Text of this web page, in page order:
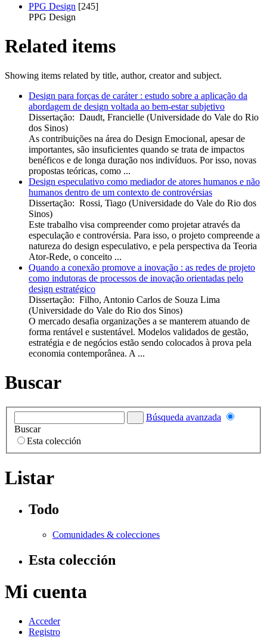
PPG Design [245]
PPG Design
Related items
Showing items related by title, author, creator and subject.
Design para forças de caráter : estudo sobre a aplicação da
abordagem de design voltada ao bem-estar subjetivo
Dissertação: Daudt, Francielle (Universidade do Vale do Rio
dos Sinos)
As contribuições na área do Design Emocional, apesar de
importantes, são insuficientes quando se trata de impactos
benéficos e de longa duração nos indivíduos. Por isso, novas
propostas teóricas, como ...
Design especulativo como mediador de atores humanos e não
humanos dentro de um contexto de controvérsias
Dissertação: Rossi, Tiago (Universidade do Vale do Rio dos
Sinos)
Este trabalho visa compreender como projetar através da
especulação e controvérsia. Para isso, o projeto compreende a
natureza do design especulativo, e pela perspectiva da Teoria
Ator-Rede, o conceito ...
Quando a conexão promove a inovação : as redes de projeto
como indutoras de processos de inovação orientadas pelo
design estratégico
Dissertação: Filho, Antonio Carlos de Souza Lima
(Universidade do Vale do Rio dos Sinos)
O mercado desafia organizações a se manterem atuando de
forma rentável e sustentável. Modelos validados de gestão,
estratégia e de negócios estão sendo colocados à prova pela
economia contemporânea. A ...
Buscar
Búsqueda avanzada
Buscar
Esta colección
Listar
Todo
Comunidades & colecciones
Esta colección
Mi cuenta
Acceder
Registro